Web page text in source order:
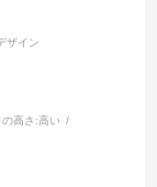
ザイン
の高さ:高い